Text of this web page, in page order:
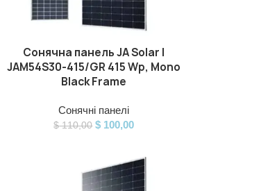
ДОДАТИ В КОШИК
Сонячна панель JA Solar |
JAM54S30-415/GR 415 Wp, Mono
Black Frame
Сонячні панелі
$110,00 $ 100,00